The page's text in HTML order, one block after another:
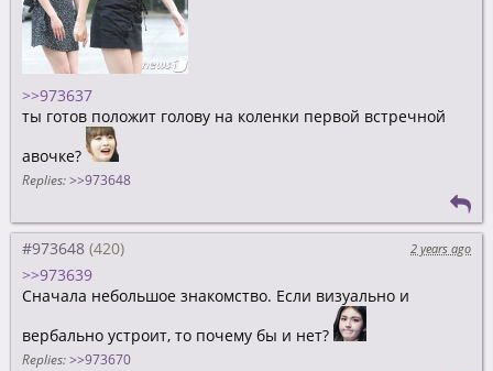
>>973637
ты готов положит голову на коленки первой встречной
авочке?
Replies: >>973648
#973648 2 years ago
>>973639
Сначала небольшое знакомство. Если визуально и
вербально устроит, то почему бы и нет?
Replies: >>973670